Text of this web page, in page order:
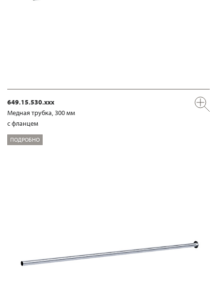
649.15.530.xxx
Медная трубка, 300 мм
с фланцем
ПОДРОБНО